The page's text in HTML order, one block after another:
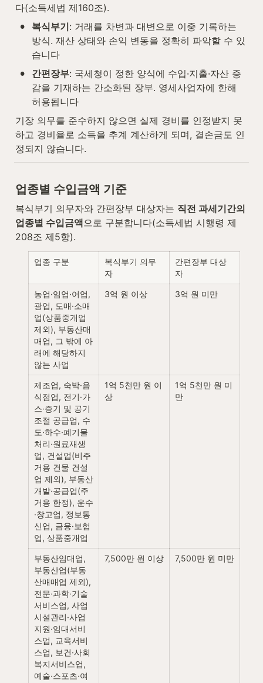
다(소득세법 제160조).
• 복식부기: 거래를 차변과 대변으로 이중 기록하는
방식. 재산 상태와 손익 변동을 정확히 파악할 수 있
습니다
• 간편장부: 국세청이 정한 양식에 수입·지출·자산 증
감을 기재하는 간소화된 장부. 영세사업자에 한해
허용됩니다
기장 의무를 준수하지 않으면 실제 경비를 인정받지 못
하고 경비율로 소득을 추계 계산하게 되며, 결손금도 인
정되지 않습니다.
업종별 수입금액 기준
복식부기 의무자와 간편장부 대상자는 직전 과세기간의
업종별 수입금액으로 구분합니다(소득세법 시행령 제
208조 제5항).
업종 구분
복식부기 의무
자
간편장부 대상
자
농업·임업·어업,
광업, 도매·소매
업(상품중개업
제외), 부동산매
매업, 그 밖에 아
래에 해당하지
않는 사업
3억 원 이상 3억 원 미만
제조업, 숙박·음
식점업, 전기·가
스·증기 및 공기
조절 공급업, 수
도·하수·폐기물
처리·원료재생
업, 건설업(비주
거용 건물 건설
업 제외), 부동산
개발·공급업(주
거용 한정), 운수
·창고업, 정보통
신업, 금융·보험
업, 상품중개업
1억 5천만 원 이
상
1억 5천만 원 미
만
부동산임대업,
부동산업(부동
산매매업 제외),
전문·과학·기술
서비스업, 사업
시설관리·사업
지원·임대서비
스업, 교육서비
스업, 보건·사회
복지서비스업,
예술·스포츠·여
7,500만 원 이상 7,500만 원 미만